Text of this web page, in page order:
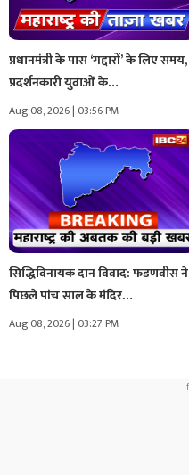
प्रधानमंत्री के पास ‘गद्दारों’ के लिए समय,
प्रदर्शनकारी युवाओं के…
Aug 08, 2026 | 03:56 PM
सिद्धिविनायक दान विवाद: फडणवीस ने
पिछले पांच साल के मंदिर…
Aug 08, 2026 | 03:27 PM